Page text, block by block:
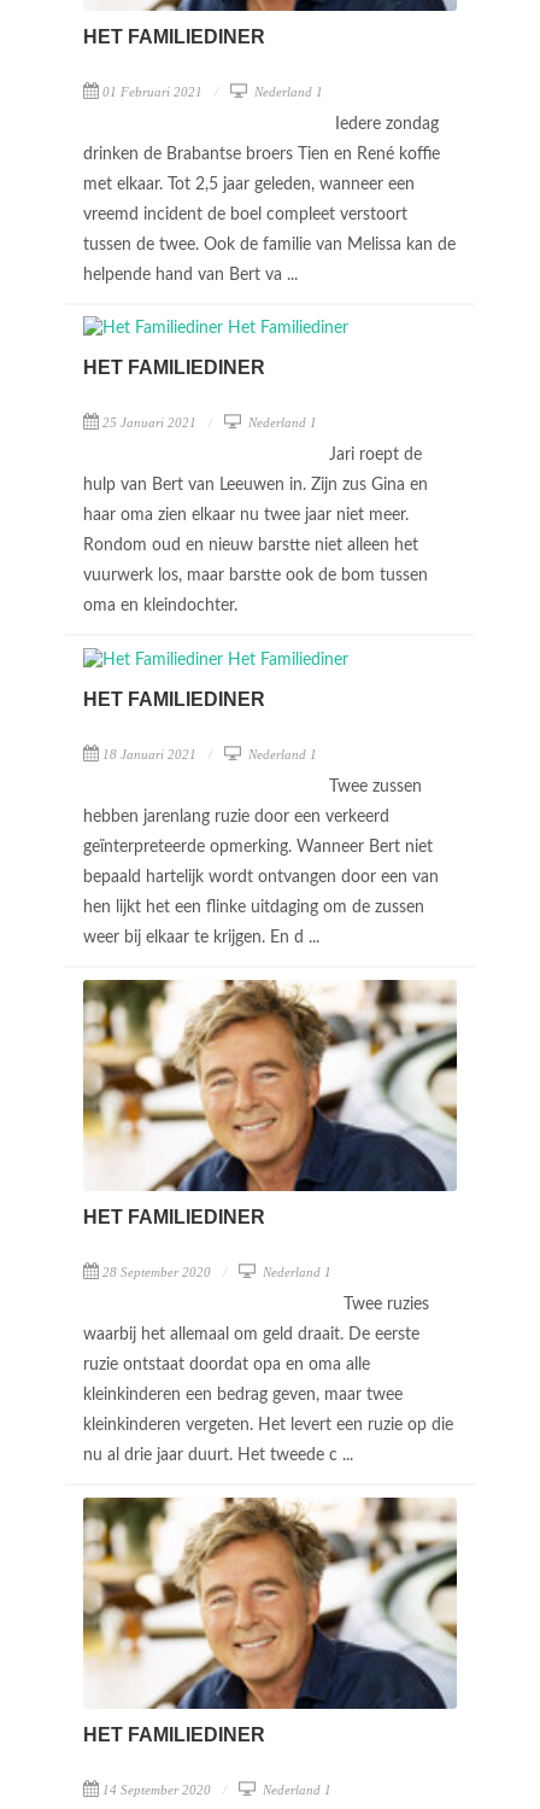
HET FAMILIEDINER
01 Februari 2021 Nederland 1
Iedere zondag
drinken de Brabantse broers Tien en René koffie
met elkaar. Tot 2,5 jaar geleden, wanneer een
vreemd incident de boel compleet verstoort
tussen de twee. Ook de familie van Melissa kan de
helpende hand van Bert va ...
HET FAMILIEDINER
25 Januari 2021 Nederland 1
Jari roept de
hulp van Bert van Leeuwen in. Zijn zus Gina en
haar oma zien elkaar nu twee jaar niet meer.
Rondom oud en nieuw barstte niet alleen het
vuurwerk los, maar barstte ook de bom tussen
oma en kleindochter.
HET FAMILIEDINER
18 Januari 2021 Nederland 1
Twee zussen
hebben jarenlang ruzie door een verkeerd
geïnterpreteerde opmerking. Wanneer Bert niet
bepaald hartelijk wordt ontvangen door een van
hen lijkt het een flinke uitdaging om de zussen
weer bij elkaar te krijgen. En d ...
HET FAMILIEDINER
28 September 2020 Nederland 1
Twee ruzies
waarbij het allemaal om geld draait. De eerste
ruzie ontstaat doordat opa en oma alle
kleinkinderen een bedrag geven, maar twee
kleinkinderen vergeten. Het levert een ruzie op die
nu al drie jaar duurt. Het tweede c ...
HET FAMILIEDINER
14 September 2020 Nederland 1